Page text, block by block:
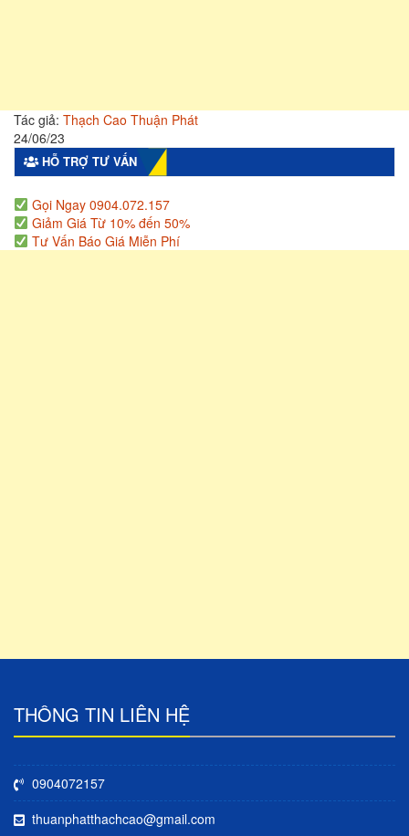
Tác giả: Thạch Cao Thuận Phát
24/06/23
HỖ TRỢ TƯ VẤN
Gọi Ngay 0904.072.157
Giảm Giá Từ 10% đến 50%
Tư Vấn Báo Giá Miễn Phí
THÔNG TIN LIÊN HỆ
0904072157
thuanphatthachcao@gmail.com